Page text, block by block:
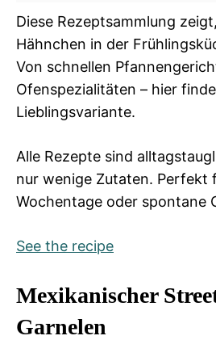
Diese Rezeptsammlung
Hähnchen in der
Von schnellen
Ofenspezialitäten – hier
Lieblingsvariante.
Alle Rezepte sind
nur wenige Zutaten. Perfekt
Wochentage oder spontane
See the recipe
Mexikanischer
Garnelen